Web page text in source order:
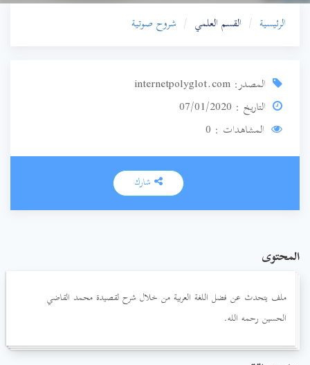
الرئيسية القسم العلمي شروح صوتية
المصدر: internetpolyglot.com
التاريخ : 07/01/2020
المشاهدات : 0
شارك
المحتوى
ملف يتحدث عن فضل اللغة العربية من خلال شرح لقصيدة محمد القاضي
الحسين رحمه الله.